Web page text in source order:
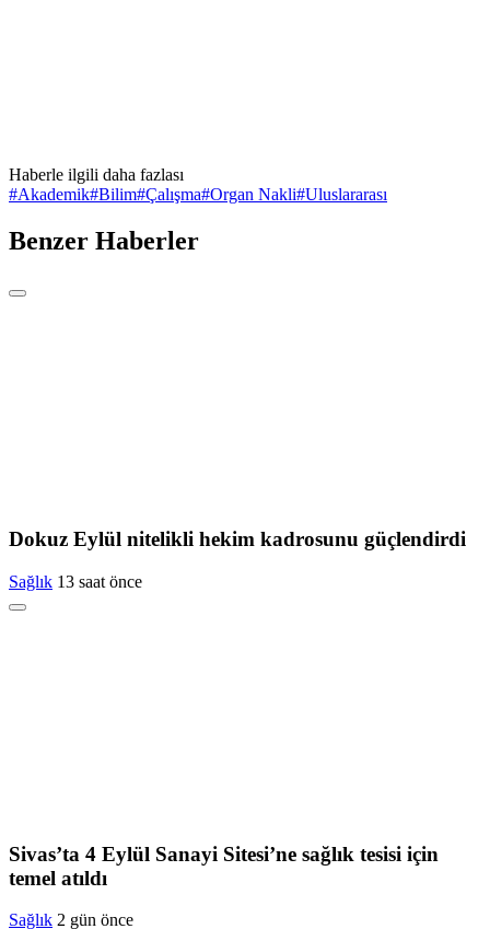
Haberle ilgili daha fazlası
#Akademik#Bilim#Çalışma#Organ Nakli#Uluslararası
Benzer Haberler
Dokuz Eylül nitelikli hekim kadrosunu güçlendirdi
Sağlık 13 saat önce
Sivas’ta 4 Eylül Sanayi Sitesi’ne sağlık tesisi için
temel atıldı
Sağlık 2 gün önce